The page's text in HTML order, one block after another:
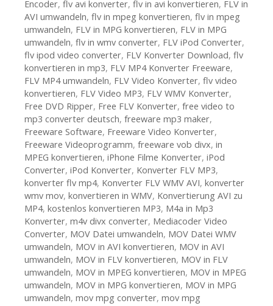
Encoder, flv avi konverter, flv in avi konvertieren, FLV in
AVI umwandeln, flv in mpeg konvertieren, flv in mpeg
umwandeln, FLV in MPG konvertieren, FLV in MPG
umwandeln, flv in wmv converter, FLV iPod Converter,
flv ipod video converter, FLV Konverter Download, flv
konvertieren in mp3, FLV MP4 Konverter Freeware,
FLV MP4 umwandeln, FLV Video Konverter, flv video
konvertieren, FLV Video MP3, FLV WMV Konverter,
Free DVD Ripper, Free FLV Konverter, free video to
mp3 converter deutsch, freeware mp3 maker,
Freeware Software, Freeware Video Konverter,
Freeware Videoprogramm, freeware vob divx, in
MPEG konvertieren, iPhone Filme Konverter, iPod
Converter, iPod Konverter, Konverter FLV MP3,
konverter flv mp4, Konverter FLV WMV AVI, konverter
wmv mov, konvertieren in WMV, Konvertierung AVI zu
MP4, kostenlos konvertieren MP3, M4a in Mp3
Konverter, m4v divx converter, Mediacoder Video
Converter, MOV Datei umwandeln, MOV Datei WMV
umwandeln, MOV in AVI konvertieren, MOV in AVI
umwandeln, MOV in FLV konvertieren, MOV in FLV
umwandeln, MOV in MPEG konvertieren, MOV in MPEG
umwandeln, MOV in MPG konvertieren, MOV in MPG
umwandeln, mov mpg converter, mov mpg